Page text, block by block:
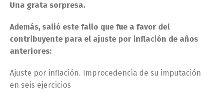
Una grata sorpresa.
Además, salió este fallo que fue a favor del
contribuyente para el ajuste por inflación de años
anteriores:
Ajuste por inflación. Improcedencia de su imputación
en seis ejercicios